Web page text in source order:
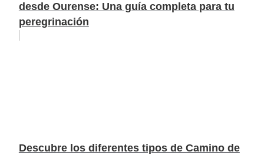
desde Ourense: Una guía completa para tu
peregrinación
Descubre los diferentes tipos de Camino de